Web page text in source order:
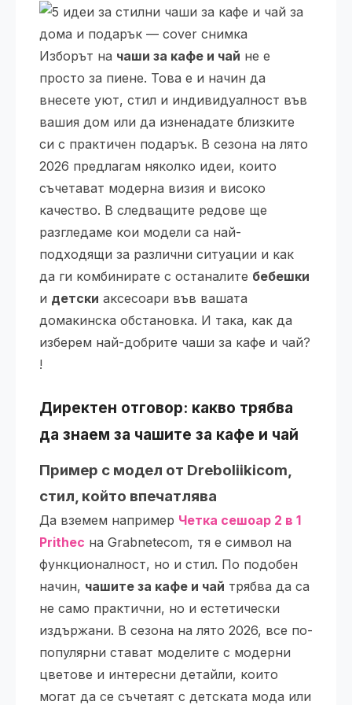
Изборът на чаши за кафе и чай не е
просто за пиене. Това е и начин да
внесете уют, стил и индивидуалност във
вашия дом или да изненадате близките
си с практичен подарък. В сезона на лято
2026 предлагам няколко идеи, които
съчетават модерна визия и високо
качество. В следващите редове ще
разгледаме кои модели са най-
подходящи за различни ситуации и как
да ги комбинирате с останалите бебешки
и детски аксесоари във вашата
домакинска обстановка. И така, как да
изберем най-добрите чаши за кафе и чай?
!
Директен отговор: какво трябва
да знаем за чашите за кафе и чай
Пример с модел от Dreboliikicom,
стил, който впечатлява
Да вземем например Четка сешоар 2 в 1
Prithec на Grabnetecom, тя е символ на
функционалност, но и стил. По подобен
начин, чашите за кафе и чай трябва да са
не само практични, но и естетически
издържани. В сезона на лято 2026, все по-
популярни стават моделите с модерни
цветове и интересни детайли, които
могат да се съчетаят с детската мода или